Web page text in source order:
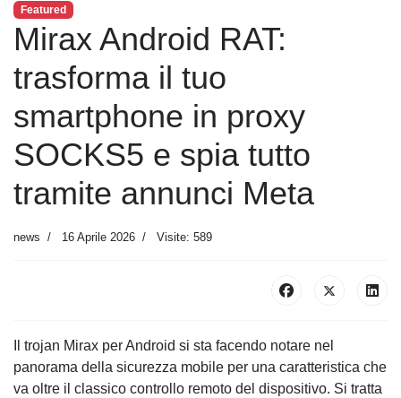
Featured
Mirax Android RAT:
trasforma il tuo
smartphone in proxy
SOCKS5 e spia tutto
tramite annunci Meta
news 16 Aprile 2026 Visite: 589
Il trojan Mirax per Android si sta facendo notare nel
panorama della sicurezza mobile per una caratteristica che
va oltre il classico controllo remoto del dispositivo. Si tratta